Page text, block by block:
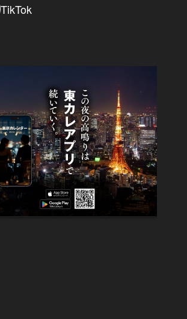
TikTok